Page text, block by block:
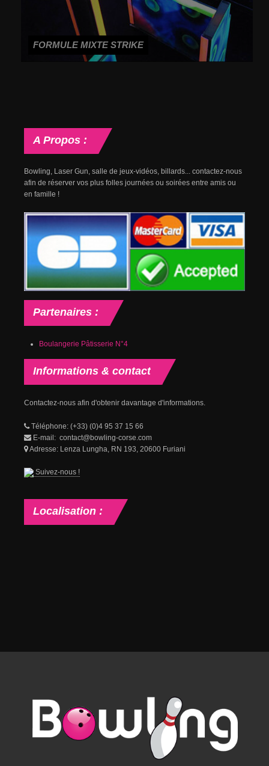
FORMULE MIXTE STRIKE
A Propos :
Bowling, Laser Gun, salle de jeux-vidéos, billards... contactez-nous
afin de réserver vos plus folles journées ou soirées entre amis ou
en famille !
Partenaires :
Boulangerie Pâtisserie N°4
Informations & contact
Contactez-nous afin d'obtenir davantage d'informations.
Téléphone: (+33) (0)4 95 37 15 66
E-mail: contact@bowling-corse.com
Adresse: Lenza Lungha, RN 193, 20600 Furiani
Suivez-nous !
Localisation :